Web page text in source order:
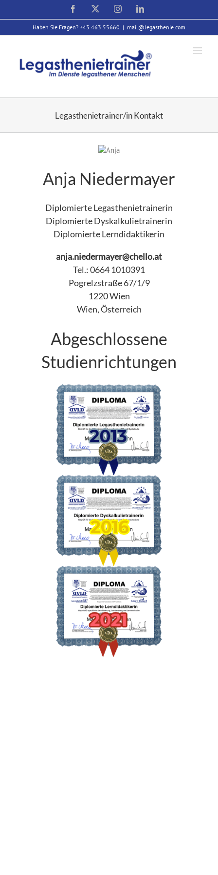
Facebook InstagramLinkedIn
Haben Sie Fragen? +43 463 55660 | mail@legasthenie.com
Legasthenietrainer/in Kontakt
Anja Niedermayer
Diplomierte Legasthenietrainerin
Diplomierte Dyskalkulietrainerin
Diplomierte Lerndidaktikerin
anja.niedermayer@chello.at
Tel.: 0664 1010391
Pogrelzstraße 67/1/9
1220 Wien
Wien, Österreich
Abgeschlossene
Studienrichtungen